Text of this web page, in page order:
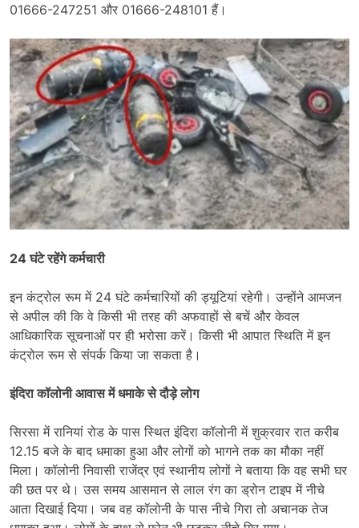
01666-247251 और 01666-248101 हैं।
24 घंटे रहेंगे कर्मचारी
इन कंट्रोल रूम में 24 घंटे कर्मचारियों की ड्यूटियां रहेगी। उन्होंने आमजन
से अपील की कि वे किसी भी तरह की अफवाहों से बचें और केवल
आधिकारिक सूचनाओं पर ही भरोसा करें। किसी भी आपात स्थिति में इन
कंट्रोल रूम से संपर्क किया जा सकता है।
इंदिरा कॉलोनी आवास में धमाके से दौड़े लोग
सिरसा में रानियां रोड के पास स्थित इंदिरा कॉलोनी में शुक्रवार रात करीब
12.15 बजे के बाद धमाका हुआ और लोगों काे भागने तक का मौका नहीं
मिला। कॉलोनी निवासी राजेंद्र एवं स्थानीय लोगों ने बताया कि वह सभी घर
की छत पर थे। उस समय आसमान से लाल रंग का ड्रोन टाइप में नीचे
आता दिखाई दिया। जब वह कॉलोनी के पास नीचे गिरा तो अचानक तेज